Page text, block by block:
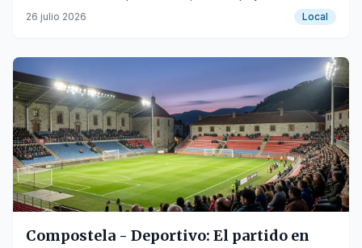
de Galicia.
26 julio 2026 Local
Compostela - Deportivo: El partido en